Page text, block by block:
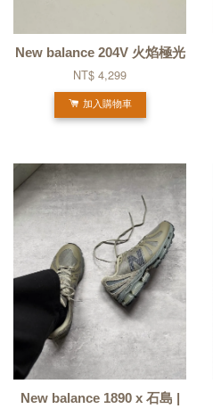
New balance 204V 火焰極光
NT$ 4,299
加入購物車
New balance 1890 x 石島 |